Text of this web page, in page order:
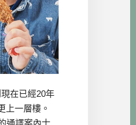
在已經20年
上一層樓。
通譯案內士